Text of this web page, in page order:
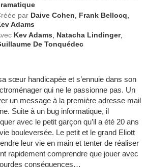
par Daive Cohen Frank Bellocq
Adams
Kev Adams Natacha Lindinger,
De Tonquédec
sœur handicapée et s’ennuie dans son
qui ne le passionne pas. Un
un message à la première adresse mail
Suite à un bug informatique, il
avec le petit garçon qu’il a été 20 ans
bouleversée. Le petit et le grand Eliott
leur vie en main et tenter de réaliser
rapidement comprendre que jouer avec
conséquences…